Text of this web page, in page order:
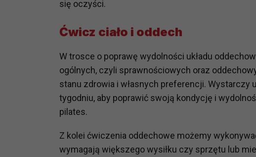
się oczyści.
Ćwicz ciało i oddech
W trosce o poprawę wydolności układu
ogólnych, czyli sprawnościowych oraz
stanu zdrowia i własnych preferencji. Wystarczy
tygodniu, aby poprawić swoją kondycję i
pilates.
Z kolei ćwiczenia oddechowe możemy
wymagają większego wysiłku czy sprzętu lub
Komu możemy przekazać dane?
np. agencjom marketingowym,
obowiązującego prawa np. sądy lub
prawną. Pragniemy też wspomnieć, że na
Zaufanych parterów.
także wycofać zgodę na przetwarzanie
szczegółowo tutaj.